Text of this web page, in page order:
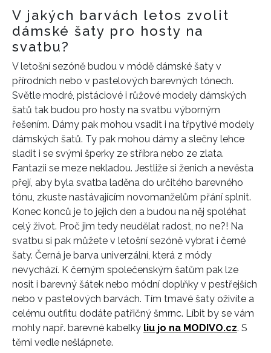
V jakých barvách letos zvolit
dámské šaty pro hosty na
svatbu?
V letošní sezóně budou v módě dámské šaty v
přírodních nebo v pastelových barevných tónech.
Světle modré, pistáciové i růžové modely dámských
šatů tak budou pro hosty na svatbu výborným
řešením. Dámy pak mohou vsadit i na třpytivé modely
dámských šatů. Ty pak mohou dámy a slečny lehce
sladit i se svými šperky ze stříbra nebo ze zlata.
Fantazii se meze nekladou. Jestliže si ženich a nevěsta
přejí, aby byla svatba laděna do určitého barevného
tónu, zkuste nastávajícím novomanželům přání splnit.
Konec konců je to jejich den a budou na něj spoléhat
celý život. Proč jim tedy neudělat radost, no ne?! Na
svatbu si pak můžete v letošní sezóně vybrat i černé
šaty. Černá je barva univerzální, která z módy
nevychází. K černým společenským šatům pak lze
nosit i barevný šátek nebo módní doplňky v pestřejších
nebo v pastelových barvách. Tím tmavé šaty oživíte a
celému outfitu dodáte patřičný šmrnc. Líbit by se vám
mohly např. barevné kabelky liu jo na MODIVO.cz. S
těmi vedle nešlápnete.